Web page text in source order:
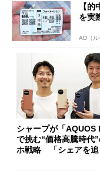
【
を実
AD（ル
シャープが「AQUOS
で挑む“価格高騰時代
ホ戦略 「シェアを追